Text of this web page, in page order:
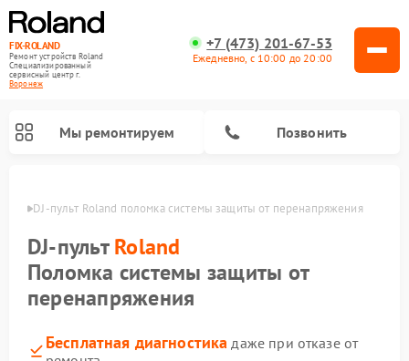
FIX-ROLAND
Ремонт устройств Roland
Специализированный
cервисный центр г.
Воронеж
+7 (473) 201-67-53
Ежедневно, с 10:00 до 20:00
Мы ремонтируем Позвонить
DJ-пульт Roland поломка системы защиты от перенапряжения
DJ-пультRoland
Поломка системы защиты от
перенапряжения
Бесплатная диагностика даже при отказе от